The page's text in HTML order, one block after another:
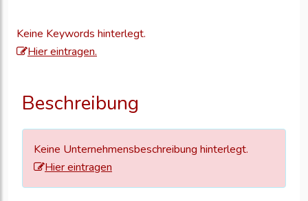
aktualisieren
Keine Keywords hinterlegt.
Hier eintragen.
Beschreibung
Keine Unternehmensbeschreibung hinterlegt.
Hier eintragen